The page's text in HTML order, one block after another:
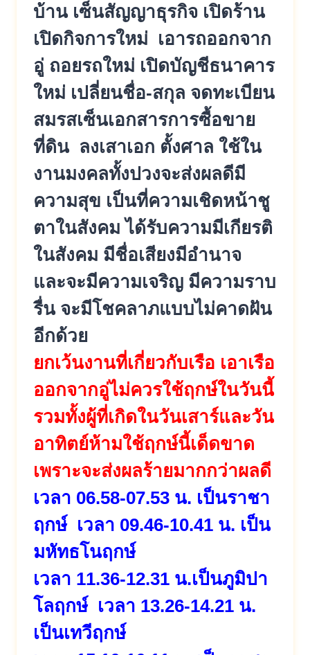
บ้าน เซ็นสัญญาธุรกิจ เปิดร้าน
เปิดกิจการใหม่ เอารถออกจาก
อู่ ถอยรถใหม่ เปิดบัญชีธนาคาร
ใหม่ เปลี่ยนชื่อ-สกุล จดทะเบียน
สมรสเซ็นเอกสารการซื้อขาย
ที่ดิน ลงเสาเอก ตั้งศาล ใช้ใน
งานมงคลทั้งปวงจะส่งผลดีมี
ความสุข เป็นที่ความเชิดหน้าชู
ตาในสังคม ได้รับความมีเกียรติ
ในสังคม มีชื่อเสียงมีอำนาจ
และจะมีความเจริญ มีความราบ
รื่น จะมีโชคลาภแบบไม่คาดฝัน
อีกด้วย
ยกเว้นงานที่เกี่ยวกับเรือ เอาเรือ
ออกจากอู่ไม่ควรใช้ฤกษ์ในวันนี้
รวมทั้งผู้ที่เกิดในวันเสาร์และวัน
อาทิตย์ห้ามใช้ฤกษ์นี้เด็ดขาด
เพราะจะส่งผลร้ายมากกว่าผลดี
เวลา 06.58-07.53 น. เป็นราชา
ฤกษ์ เวลา 09.46-10.41 น. เป็น
มหัทธโนฤกษ์
เวลา 11.36-12.31 น.เป็นภูมิปา
โลฤกษ์ เวลา 13.26-14.21 น.
เป็นเทวีฤกษ์